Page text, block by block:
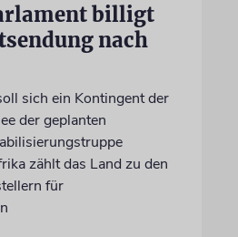
billigt
nach
sich ein Kontingent der
der geplanten
zählt das Land zu den
für